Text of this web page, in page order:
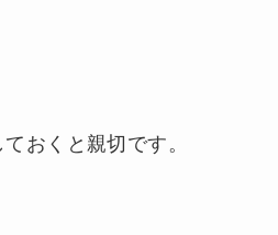
おくと親切です。